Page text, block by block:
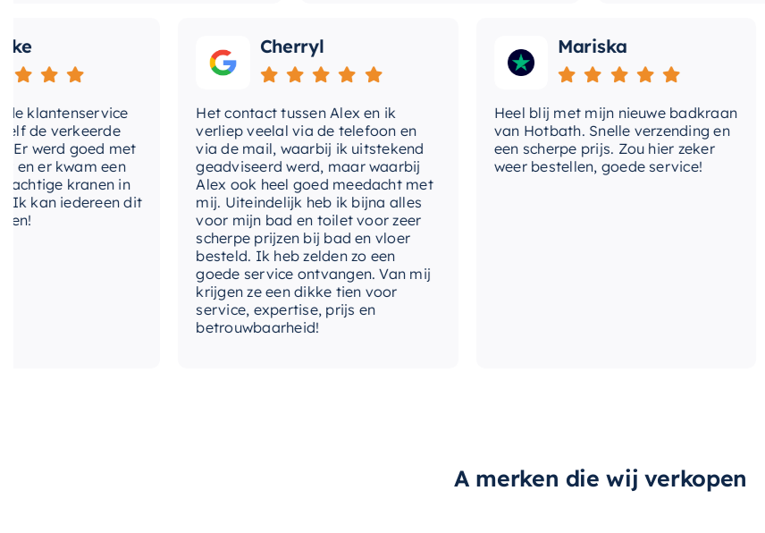
verkeerde
goed met
kwam een
kranen in
iedereen dit
Cherryl
Het contact tussen Alex en ik
verliep veelal via de telefoon en
via de mail, waarbij ik uitstekend
geadviseerd werd, maar waarbij
Alex ook heel goed meedacht met
mij. Uiteindelijk heb ik bijna alles
voor mijn bad en toilet voor zeer
scherpe prijzen bij bad en vloer
besteld. Ik heb zelden zo een
goede service ontvangen. Van mij
krijgen ze een dikke tien voor
service, expertise, prijs en
betrouwbaarheid!
Mariska
Heel blij met mijn nieuwe badkraan
van Hotbath. Snelle verzending en
een scherpe prijs. Zou hier zeker
weer bestellen, goede service!
A merken die wij verkopen